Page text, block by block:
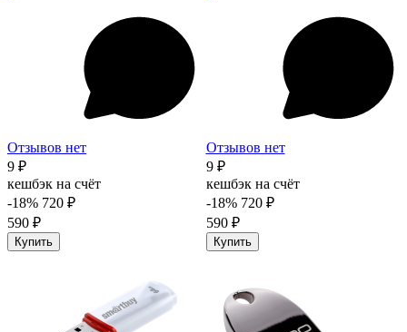
Отзывов нет
9 ₽
кешбэк на счёт
-18% 720 ₽
590 ₽
Купить
Отзывов нет
9 ₽
кешбэк на счёт
-18% 720 ₽
590 ₽
Купить